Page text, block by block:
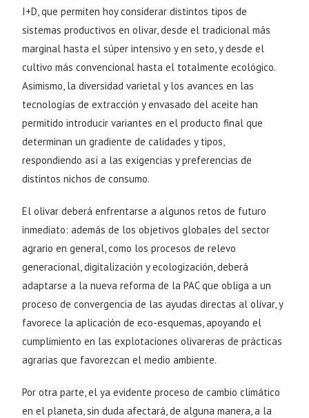
I+D, que permiten hoy considerar distintos tipos de
sistemas productivos en olivar, desde el tradicional más
marginal hasta el súper intensivo y en seto, y desde el
cultivo más convencional hasta el totalmente ecológico.
Asimismo, la diversidad varietal y los avances en las
tecnologías de extracción y envasado del aceite han
permitido introducir variantes en el producto final que
determinan un gradiente de calidades y tipos,
respondiendo así a las exigencias y preferencias de
distintos nichos de consumo.
El olivar deberá enfrentarse a algunos retos de futuro
inmediato: además de los objetivos globales del sector
agrario en general, como los procesos de relevo
generacional, digitalización y ecologización, deberá
adaptarse a la nueva reforma de la PAC que obliga a un
proceso de convergencia de las ayudas directas al olivar, y
favorece la aplicación de eco-esquemas, apoyando el
cumplimiento en las explotaciones olivareras de prácticas
agrarias que favorezcan el medio ambiente.
Por otra parte, el ya evidente proceso de cambio climático
en el planeta, sin duda afectará, de alguna manera, a la